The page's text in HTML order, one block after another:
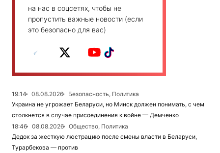
на нас в соцсетях, чтобы не
пропустить важные новости (если
это безопасно для вас)
19:14 08.08.2026
Безопасность, Политика
Украина не угрожает Беларуси, но Минск должен понимать, с чем
столкнется в случае присоединения к войне — Демченко
18:46
08.08.2026
Общество, Политика
Дедок за жесткую люстрацию после смены власти в Беларуси,
Турарбекова — против